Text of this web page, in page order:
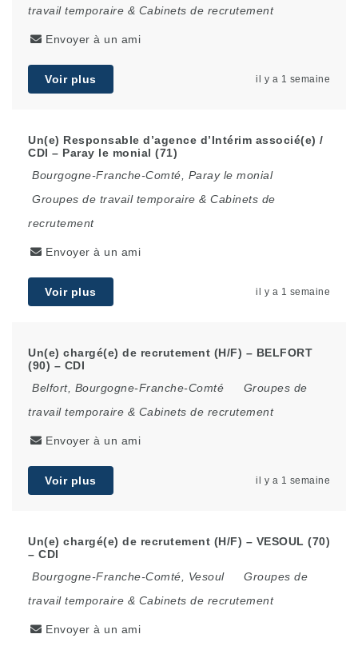
travail temporaire & Cabinets de recrutement
Envoyer à un ami
Voir plus il y a 1 semaine
Un(e) Responsable d’agence d’Intérim associé(e) /
CDI – Paray le monial (71)
Bourgogne-Franche-Comté
Paray le monial
Groupes de travail temporaire & Cabinets de
recrutement
Envoyer à un ami
Voir plus il y a 1 semaine
Un(e) chargé(e) de recrutement (H/F) – BELFORT
(90) – CDI
Belfort, Bourgogne-Franche-Comté
Groupes de
travail temporaire & Cabinets de recrutement
Envoyer à un ami
Voir plus il y a 1 semaine
Un(e) chargé(e) de recrutement (H/F) – VESOUL (70)
– CDI
Bourgogne-Franche-Comté
Vesoul
Groupes de
travail temporaire & Cabinets de recrutement
Envoyer à un ami